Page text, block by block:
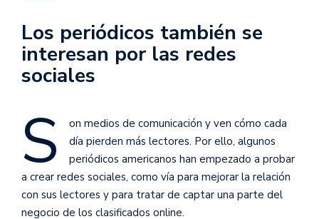
Los periódicos también se
interesan por las redes
sociales
S
on medios de comunicación y ven cómo cada
día pierden más lectores. Por ello, algunos
periódicos americanos han empezado a probar
a crear redes sociales, como vía para mejorar la relación
con sus lectores y para tratar de captar una parte del
negocio de los clasificados online.